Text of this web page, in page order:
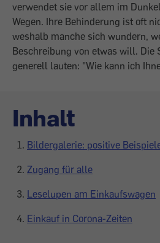
verwendet sie vor allem im
Wegen. ­Ihre Behinderung ist oft
weshalb manche sich wundern,
Beschreibung von etwas will. Die
generell lauten: "Wie kann ich
Inhalt
Bildergalerie: positive
Zugang für alle
Leselupen am Einkaufswagen
Einkauf in Corona-Zeiten